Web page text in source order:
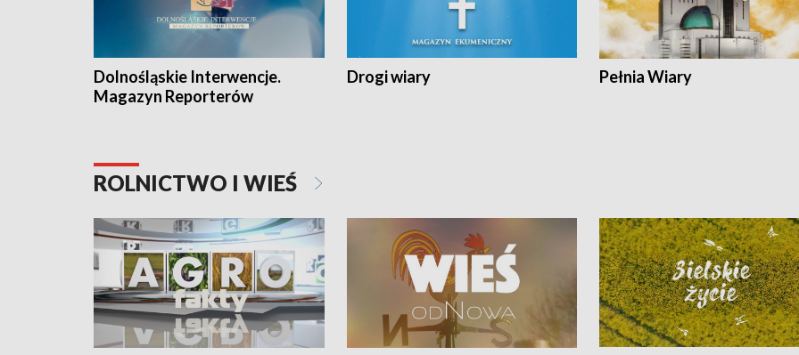
Dolnośląskie Interwencje.
Magazyn Reporterów
Drogi wiary Pełnia Wiary
ROLNICTWO I WIEŚ